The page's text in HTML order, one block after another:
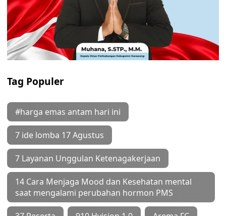
Tag Populer
#harga emas antam hari ini
7 ide lomba 17 Agustus
7 Layanan Unggulan Ketenagakerjaan
14 Cara Menjaga Mood dan Kesehatan mental
saat mengalami perubahan hormon PMS